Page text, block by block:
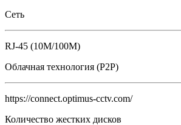
Сеть
RJ-45 (10M/100M)
Облачная технология (P2P)
https://connect.optimus-cctv.com/
Количество жестких дисков